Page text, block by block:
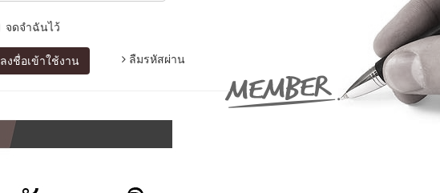
จดจำฉันไว้
ลงชื่อเข้าใช้งาน ลืมรหัสผ่าน